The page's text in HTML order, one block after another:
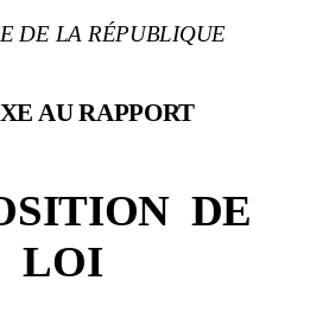
DE LA RÉPUBLIQUE
AU RAPPORT
DE
LOI